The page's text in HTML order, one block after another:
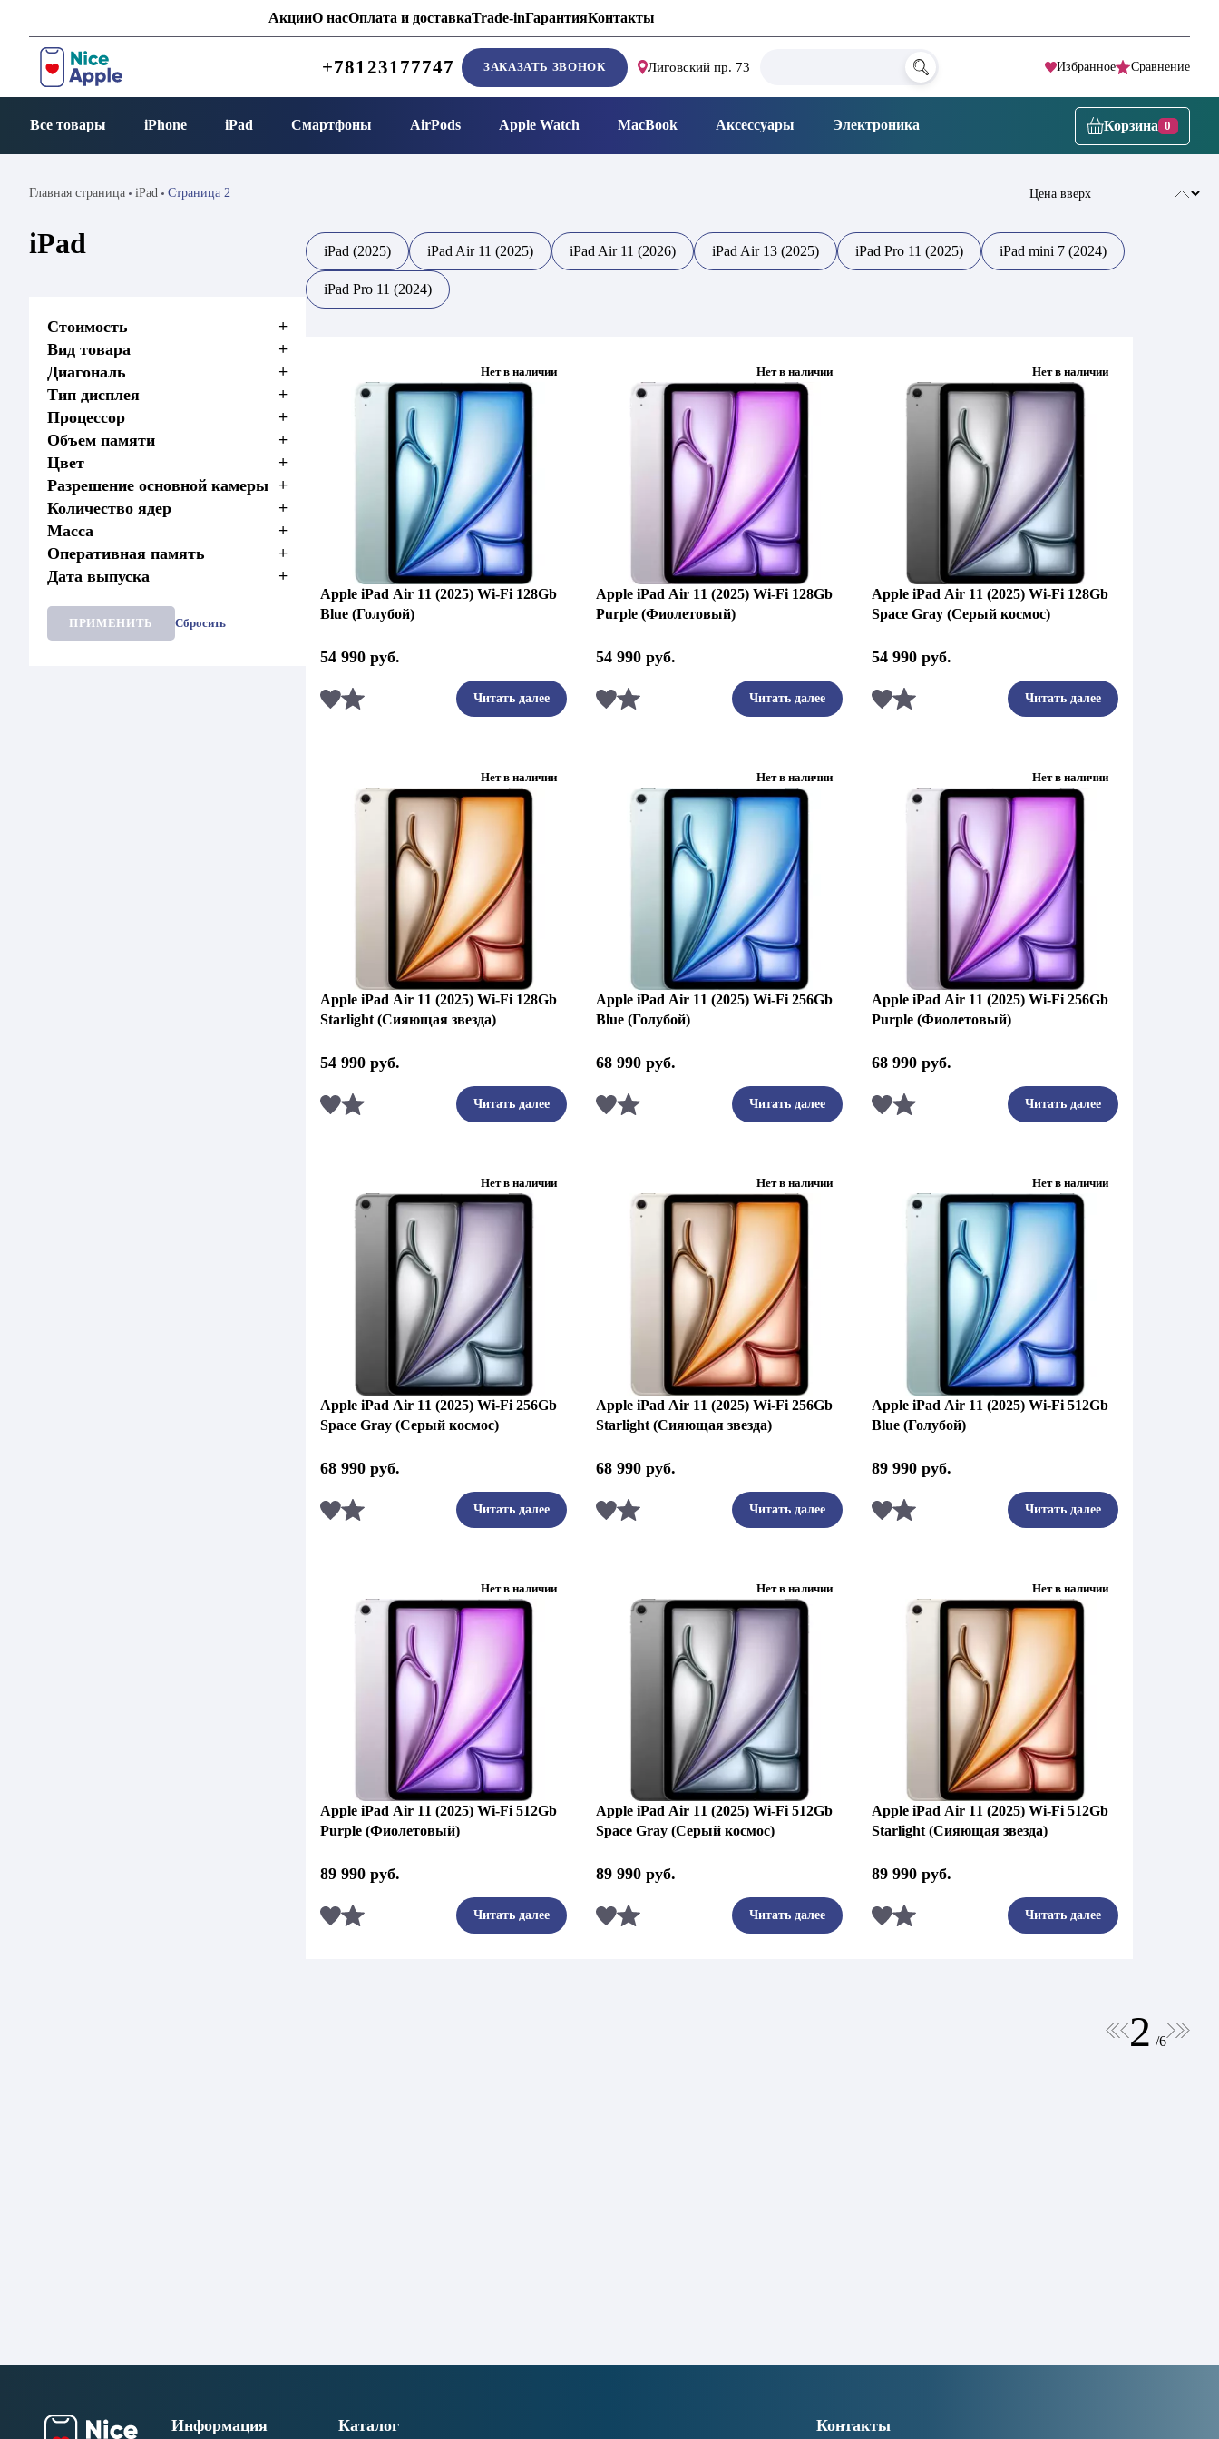
АкцииО насОплата и доставкаTrade-inГарантияКонтакты
+78123177747 ЗАКАЗАТЬ ЗВОНОК Лиговский пр. 73 Избранное Сравнение
Все товары iPhone iPad Смартфоны AirPods Apple Watch MacBook Аксессуары Электроника Корзина 0
Главная страница iPad Страница 2
iPad
Стоимость
+
Вид товара
+
Диагональ
+
Тип дисплея
+
Процессор
+
Объем памяти
+
Цвет
+
Разрешение основной камеры +
Количество ядер
+
Масса
+
Оперативная память
+
Дата выпуска
+
ПРИМЕНИТЬ Сбросить
iPad (2025) iPad Air 11 (2025) iPad Air 11 (2026) iPad Air 13 (2025) iPad Pro 11 (2025) iPad mini 7 (2024)
iPad Pro 11 (2024)
Нет в наличии
Apple iPad Air 11 (2025) Wi-Fi 128Gb
Blue (Голубой)
54 990 руб.
Сравнить Читать далее
Нет в наличии
Apple iPad Air 11 (2025) Wi-Fi 128Gb
Purple (Фиолетовый)
54 990 руб.
Сравнить Читать далее
Нет в наличии
Apple iPad Air 11 (2025) Wi-Fi 128Gb
Space Gray (Серый космос)
54 990 руб.
Сравнить Читать далее
Нет в наличии
Apple iPad Air 11 (2025) Wi-Fi 128Gb
Starlight (Сияющая звезда)
54 990 руб.
Сравнить Читать далее
Нет в наличии
Apple iPad Air 11 (2025) Wi-Fi 256Gb
Blue (Голубой)
68 990 руб.
Сравнить Читать далее
Нет в наличии
Apple iPad Air 11 (2025) Wi-Fi 256Gb
Purple (Фиолетовый)
68 990 руб.
Сравнить Читать далее
Нет в наличии
Apple iPad Air 11 (2025) Wi-Fi 256Gb
Space Gray (Серый космос)
68 990 руб.
Сравнить Читать далее
Нет в наличии
Apple iPad Air 11 (2025) Wi-Fi 256Gb
Starlight (Сияющая звезда)
68 990 руб.
Сравнить Читать далее
Нет в наличии
Apple iPad Air 11 (2025) Wi-Fi 512Gb
Blue (Голубой)
89 990 руб.
Сравнить Читать далее
Нет в наличии
Apple iPad Air 11 (2025) Wi-Fi 512Gb
Purple (Фиолетовый)
89 990 руб.
Сравнить Читать далее
Нет в наличии
Apple iPad Air 11 (2025) Wi-Fi 512Gb
Space Gray (Серый космос)
89 990 руб.
Сравнить Читать далее
Нет в наличии
Apple iPad Air 11 (2025) Wi-Fi 512Gb
Starlight (Сияющая звезда)
89 990 руб.
Сравнить Читать далее
2 /6
Информация Каталог Контакты